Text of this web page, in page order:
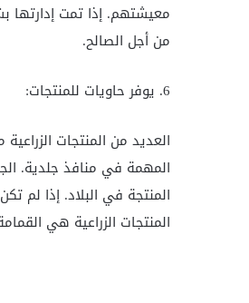
معيشتهم. إذا تمت
من أجل الصالح.
6. يوفر حاويات للمنتجات:
العديد من المنتجات
المهمة في منافذ جلدية.
المنتجة في البلاد. إذا لم
المنتجات الزراعية هي